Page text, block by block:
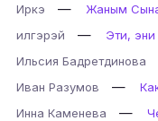
Иркэ —
Жаным
илгэрэй
—
Эти,
Ильсия Бадретдинова
Иван Разумов
—
Инна Каменева
—